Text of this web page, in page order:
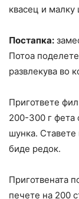
квасец и малку
Постапка:
Потоа
развлекува во
Пригответе
200-300 г фета
шунка. Ставете
биде редок.
Приготвената
печете на 200